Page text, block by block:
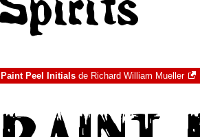
Paint Peel Initials de Richard William Mueller